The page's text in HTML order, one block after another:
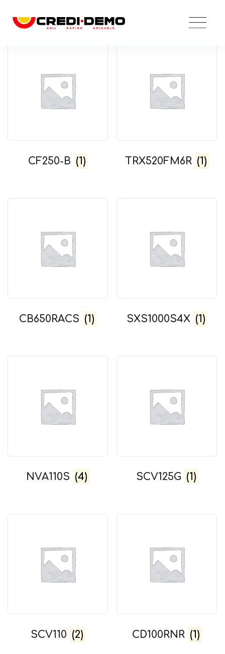
CF250-B (1) TRX520FM6R (1)
CB650RACS (1) SXS1000S4X (1)
NVA110S (4) SCV125G (1)
SCV110 (2) CD100RNR (1)